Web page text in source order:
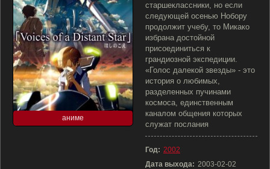
аниме
старшеклассники, но если
следующей осенью Нобору
продолжит учебу, то Микако
избрана достойной
присоединиться к
грандиозной экспедиции.
«Голос далекой звезды» - это
история о любимых,
разделенных пучинами
космоса, единственным
каналом общения которых
служат послания
Год: 2002
Дата выхода: 2003-02-02